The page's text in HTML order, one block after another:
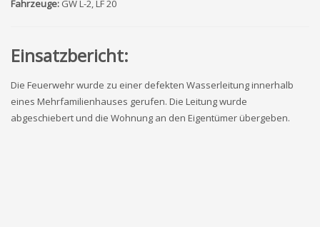
Fahrzeuge: GW L-2, LF 20
Einsatzbericht:
Die Feuerwehr wurde zu einer defekten Wasserleitung innerhalb
eines Mehrfamilienhauses gerufen. Die Leitung wurde
abgeschiebert und die Wohnung an den Eigentümer übergeben.